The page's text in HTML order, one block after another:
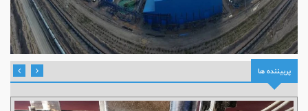
پربیننده ها